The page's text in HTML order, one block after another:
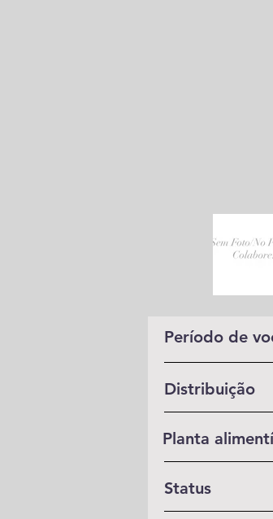
Período de
Distribuição
Planta
Status